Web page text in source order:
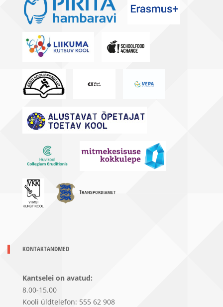
KONTAKTANDMED
Kantselei on avatud:
8.00-15.00
Kooli üldtelefon: 555 62 908